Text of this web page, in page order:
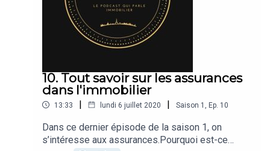
En France, 58% de la population active est propriétaire,
et presque 50% est en location.
Et pour ce quatrième épisode, Maitre Sabatié, nous parle
des assemblées générales de copropriétés.
10. Tout savoir sur les assurances
dans l'immobilier
13:33 | lundi 6 juillet 2020 | Saison 1 , Ep. 10
Dans ce dernier épisode de la saison 1, on
s’intéresse aux assurances.Pourquoi est-ce